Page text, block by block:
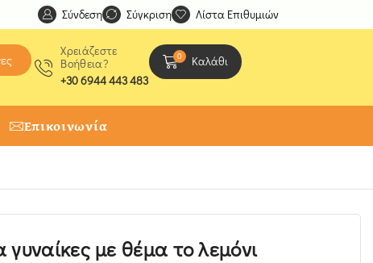
Ανακαλύψτε μοναδικές δημιουργίες από τους
Σύνδεση Σύγκριση Λίστα Επιθυμιών
Χρειάζεστε
Βοήθεια?
+30 6944 443 483
0 Καλάθι
Επικοινωνία
γυναίκες με θέμα το λεμόνι